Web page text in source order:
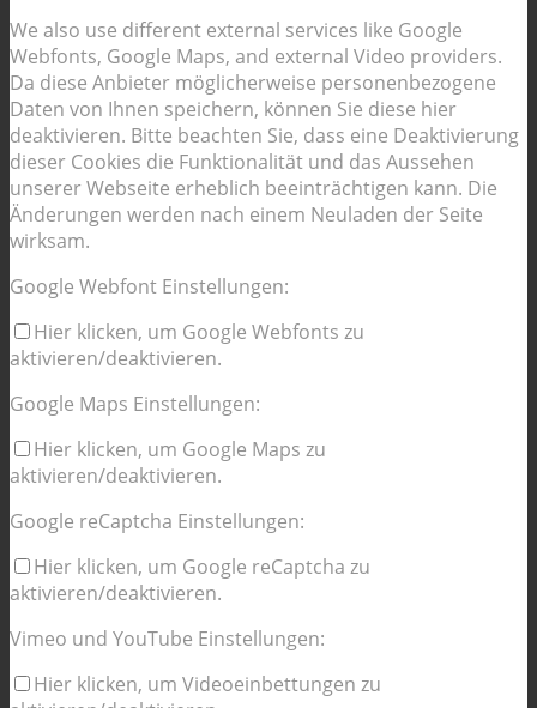
We also use different external services like Google
Webfonts, Google Maps, and external Video providers.
Da diese Anbieter möglicherweise personenbezogene
Daten von Ihnen speichern, können Sie diese hier
deaktivieren. Bitte beachten Sie, dass eine Deaktivierung
dieser Cookies die Funktionalität und das Aussehen
unserer Webseite erheblich beeinträchtigen kann. Die
Änderungen werden nach einem Neuladen der Seite
wirksam.
Google Webfont Einstellungen:
Hier klicken, um Google Webfonts zu
aktivieren/deaktivieren.
Google Maps Einstellungen:
Hier klicken, um Google Maps zu
aktivieren/deaktivieren.
Google reCaptcha Einstellungen:
Hier klicken, um Google reCaptcha zu
aktivieren/deaktivieren.
Vimeo und YouTube Einstellungen:
Hier klicken, um Videoeinbettungen zu